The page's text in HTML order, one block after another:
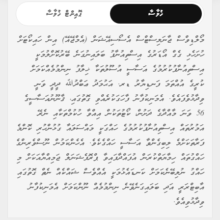
ޚުލާސާ ޕޮއިންޓް ޚުލާސާ
މޯލްޑިވްސް ޖާނަލިސްޓްސް އެސޯސިއޭޝަން (އެމްޖޭއޭ) އިން ހައިކޯޓަށް
ހުށަހެޅި ގެގް އޯޑަރުގެ އިސްތިއުނާފު ބަލައިނުގަނެ ބޭރުކޮށްލުމަކީ
އިސްތިއުނާފުކުރުމުގެ އަސާސީ އުސޫލުތަކާ ޚިލާފު ނިންމުމެއްކަމަށް
ކުރީގެ އުއްތަމަ ފަނޑިޔާރު ޑރ. އަޙުމަދު ޢަބްދުﷲ ދީދީ ވަނީ
ވިދާޅުވެފައެވެ. އެމަނިކުފާނު ފާހަގަކުރެއްވި ގޮތުގައި، ޤާނޫނުއަސާސީގެ
56 ވަނަ މާއްދާގެ ދަށުން، ކޯޓުތަކުން އިއްވާ ހުކުމްތަކާއި ނެރޭ
އަމުރުތައް އިސްތިއުނާފުކުރުމުގެ ހައްގަކީ މައްސަލައާ ގުޅުންހުރި ކޮންމެ
ފަރާތަކަށްމެ ލިބިގެންވާ އަސާސީ ހައްގެކެވެ. އެހެންކަމުން ނޫސްވެރިންގެ
ހައްގުތައް ހިމާޔަތްކުރަން އުފައްދާފައިވާ ޕްރޮފެޝަނަލް ޖަމިއްޔާއަކަށް މި
ހައްގު ނުލިބޭނެކަމަށް ކަނޑައެޅުމަކީ އެއްވެސް ޝައްކެއް ނެތް ގޮތުގައި
އާބިޓްރަރީ އަދި ބަލައިގަނެވޭނެ ނިންމުމެއް ނޫންކަމަށް އެމަނިކުފާނު
ވިދާޅުވިއެވެ.